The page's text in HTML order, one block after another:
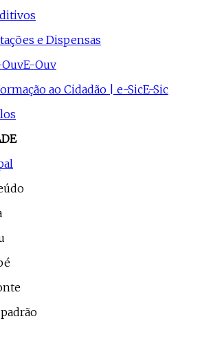
e Dispensas
E-Ouv
ao Cidadão | e-SicE-Sic